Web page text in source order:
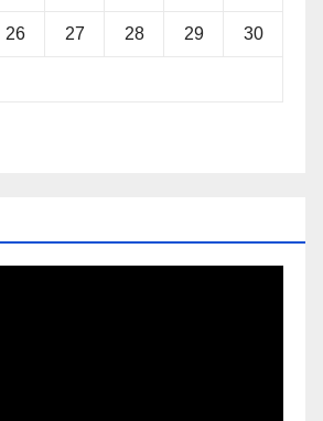
26 27 28 29 30